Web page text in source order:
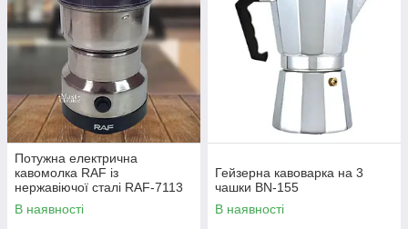
Потужна електрична
кавомолка RAF із
нержавіючої сталі RAF-7113
В наявності
Гейзерна кавоварка на 3
чашки BN-155
В наявності